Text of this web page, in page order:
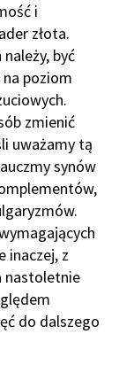
i
złota.
być
poziom
zmienić
uważamy tą
synów
inaczej, z
nastoletnie
do dalszego